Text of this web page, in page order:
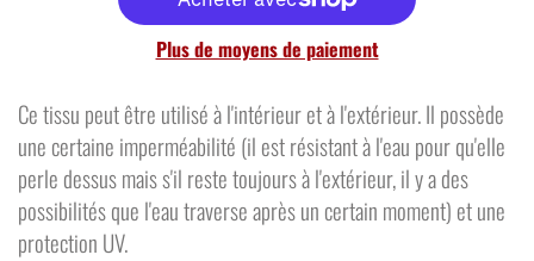
Plus de moyens de paiement
Ce tissu peut être utilisé à l'intérieur et à l'extérieur. Il possède
une certaine imperméabilité (il est résistant à l'eau pour qu'elle
perle dessus mais s'il reste toujours à l'extérieur, il y a des
possibilités que l'eau traverse après un certain moment) et une
protection UV.